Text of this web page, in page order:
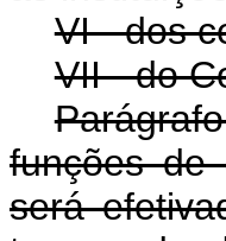
VI - dos
VII - do
funções de
será